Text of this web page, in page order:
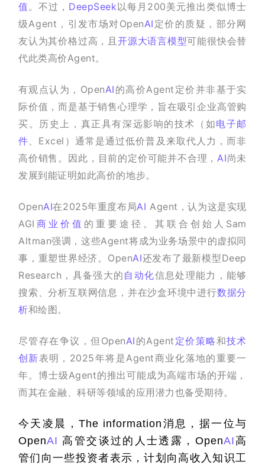
值。不过， DeepSeek以每月200美元推出类似博士
级Agent，引发市场对OpenAI 定价的质疑，部分网
友认为其价格过高，且 开源大语言模型可能很快会替
代此类高价Agent。
有观点认为，OpenAI 的高价Agent定价并非基于实
际价值，而是基于销售心理学，旨在吸引企业高管购
买。历史上，真正具有深远影响的技术（如电子邮
件、Excel）通常是通过低价普及来取代人力，而非
高价销售。因此，目前的定价可能并不合理，AI尚未
发展到能证明如此高价的地步。
OpenAI在2025年重度布局AI Agent，认为这是实现
AGI 商业价值 的重要途径。其联合创始人Sam
Altman强调，这些Agent将成为业务场景中的虚拟同
事，重塑世界经济。OpenAI还发布了最新模型Deep
Research，具备强大的 自动化信息处理能力，能够
搜索、分析互联网信息，并在沙盒环境中进行数据分
析和绘图。
尽管存在争议，但OpenAI 的Agent 定价策略和技术
创新表明，2025年将是Agent商业化落地的重要一
年。博士级Agent的推出可能成为高端市场的开端，
而其在金融、科研等领域的应用潜力也备受期待。
今天凌晨，The information消息，据一位与
OpenAI 高管交谈过的人士透露，OpenAI高
管们向一些投资者表示，计划向高收入知识工